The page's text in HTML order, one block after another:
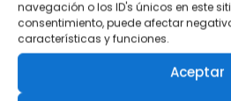
navegación o los ID's únicos en este
consentimiento, puede afectar
características y funciones.
Aceptar
convocatoria de Prosperidad
dePuntos de Abastecimiento
cumplir con una serie de